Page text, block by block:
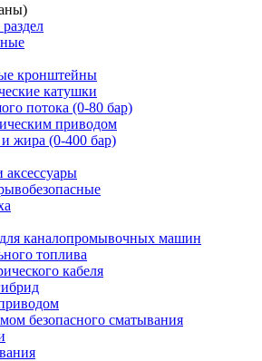
кронштейны
катушки
потока (0-80 бар)
приводом
жира (0-400 бар)
аксессуары
каналопромывочных машин
топлива
кабеля
безопасного сматывания